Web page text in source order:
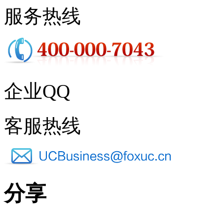
服务热线
企业QQ
客服热线
分享